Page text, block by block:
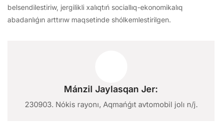
belsendilestiriw, jergilikli xalıqtıń sociallıq-ekonomikalıq
abadanlıǵın arttırıw maqsetinde shólkemlestirilgen.
Mánzil Jaylasqan Jer:
230903. Nókis rayonı, Aqmańǵıt avtomobil jolı n/j.